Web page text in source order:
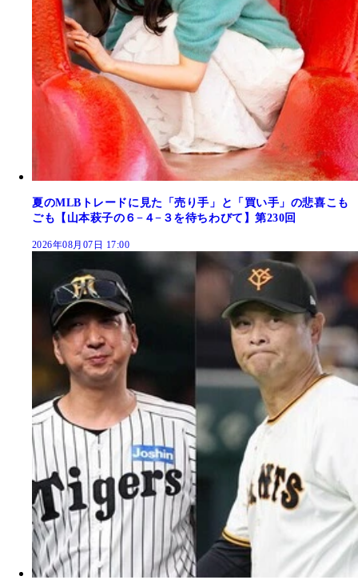
夏のMLBトレードに見た「売り手」と「買い手」の悲喜こも
ごも【山本萩子の６−４−３を待ちわびて】第230回
2026年08月07日 17:00